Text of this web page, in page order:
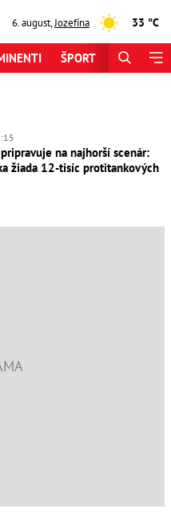
6. august,Jozefína 33 °C
ŠPORT
na najhorší scenár:
žiada 12-tisíc protitankových